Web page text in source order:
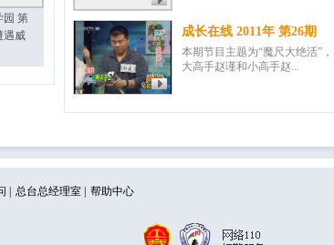
成长在线 2011年 第26期
本期节目主题为“魔尺大绝活”，
大高手赵谨和小高手赵...
园 第
遇威
总台总经理室 帮助中心